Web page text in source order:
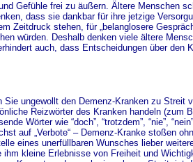
Gefühle frei zu äußern. Ältere Menschen
dass sie dankbar für ihre jetzige
Zeitdruck stehen, für „belanglosere
würden. Deshalb denken viele ältere
auch, dass Entscheidungen über den
ungewollt den Demenz-Kranken zu Streit
Reizwörter des Kranken handeln (zum
Wörter wie “doch”, “trotzdem”, “nie”,
auf „Verbote“ – Demenz-Kranke stoßen
eines unerfüllbaren Wunsches lieber
kleine Erlebnisse von Freiheit und